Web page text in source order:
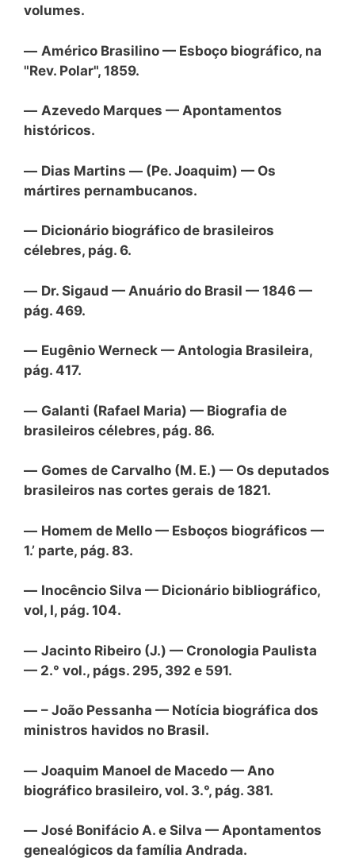
volumes.
— Américo Brasilino — Esboço biográfico, na
"Rev. Polar", 1859.
— Azevedo Marques — Apontamentos
históricos.
— Dias Martins — (Pe. Joaquim) — Os
mártires pernambucanos.
— Dicionário biográfico de brasileiros
célebres, pág. 6.
— Dr. Sigaud — Anuário do Brasil — 1846 —
pág. 469.
— Eugênio Werneck — Antologia Brasileira,
pág. 417.
— Galanti (Rafael Maria) — Biografia de
brasileiros célebres, pág. 86.
— Gomes de Carvalho (M. E.) — Os deputados
brasileiros nas cortes gerais de 1821.
— Homem de Mello — Esboços biográficos —
1.’ parte, pág. 83.
— Inocêncio Silva — Dicionário bibliográfico,
vol, I, pág. 104.
— Jacinto Ribeiro (J.) — Cronologia Paulista
— 2.° vol., págs. 295, 392 e 591.
— – João Pessanha — Notícia biográfica dos
ministros havidos no Brasil.
— Joaquim Manoel de Macedo — Ano
biográfico brasileiro, vol. 3.°, pág. 381.
— José Bonifácio A. e Silva — Apontamentos
genealógicos da família Andrada.